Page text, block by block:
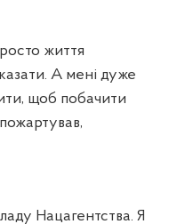
життя
А мені дуже
щоб побачити
Нацагентства. Я